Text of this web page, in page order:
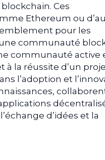
Ces
Ethereum ou
pour les
communauté
communauté active
la réussite d’un
l’adoption et
d’idées et la